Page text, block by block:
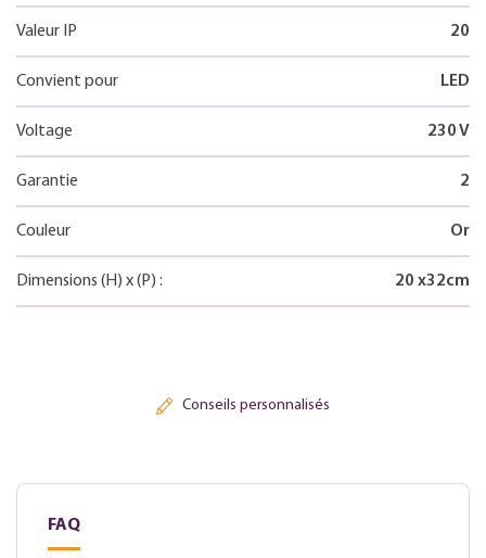
Valeur IP 20
Convient pour LED
Voltage 230 V
Garantie 2
Couleur Or
Dimensions (H) x(P) : 20 x32cm
Conseils personnalisés
FAQ